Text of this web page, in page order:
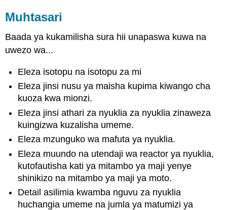
Attribution
Muhtasari
Baada ya kukamilisha sura hii unapaswa kuwa na
uwezo wa...
Eleza isotopu na isotopu za mi
Eleza jinsi nusu ya maisha kupima kiwango cha
kuoza kwa mionzi.
Eleza jinsi athari za nyuklia za nyuklia zinaweza
kuingizwa kuzalisha umeme.
Eleza mzunguko wa mafuta ya nyuklia.
Eleza muundo na utendaji wa reactor ya nyuklia,
kutofautisha kati ya mitambo ya maji yenye
shinikizo na mitambo ya maji ya moto.
Detail asilimia kwamba nguvu za nyuklia
huchangia umeme na jumla ya matumizi ya